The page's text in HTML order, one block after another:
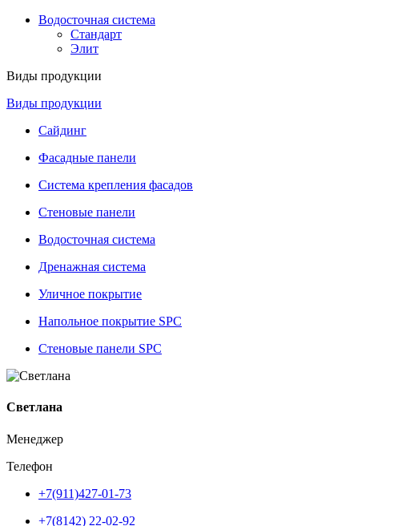
Водосточная система
Стандарт
Элит
Виды продукции
Виды продукции
Сайдинг
Фасадные панели
Система крепления фасадов
Стеновые панели
Водосточная система
Дренажная система
Уличное покрытие
Напольное покрытие SPC
Стеновые панели SPC
Светлана
Менеджер
Телефон
+7(911)427-01-73
+7(8142) 22-02-92